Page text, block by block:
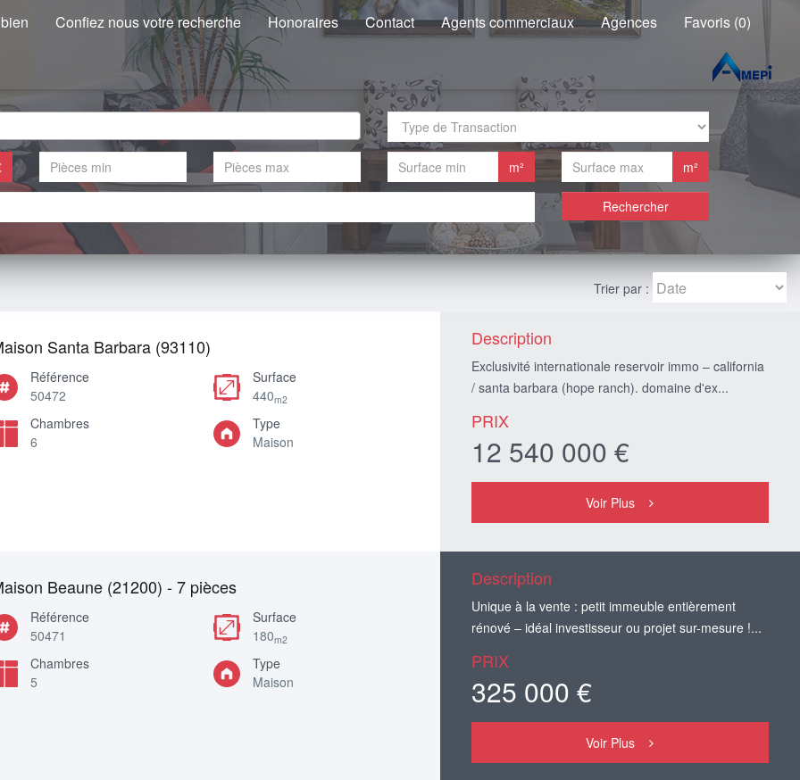
Confiez nous votre recherche Honoraires Contact Agents commerciaux Agences Favoris (0)
m² m²
Rechercher
Trier par :
Santa Barbara (93110)
Référence
50472
Surface
440m2
Chambres
6
Type
Maison
Description
Exclusivité internationale reservoir immo – california
/ santa barbara (hope ranch). domaine d'ex...
PRIX
12 540 000 €
Voir Plus
Beaune (21200) - 7 pièces
Référence
50471
Surface
180m2
Chambres
5
Type
Maison
Description
Unique à la vente : petit immeuble entièrement
rénové – idéal investisseur ou projet sur-mesure !...
PRIX
325 000 €
Voir Plus